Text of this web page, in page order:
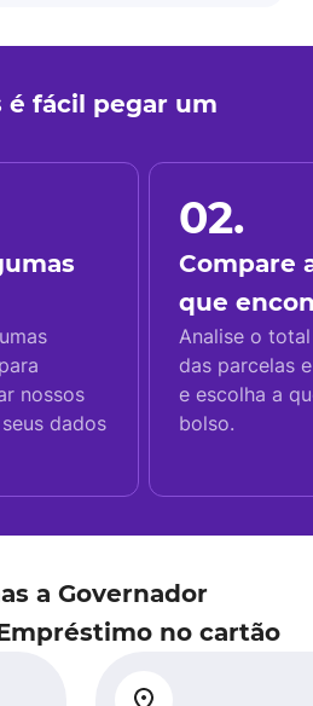
é fácil pegar um
nossos
dados
02.
Compare
que
Analise o
das parcelas
e escolha a
bolso.
a Governador
no cartão